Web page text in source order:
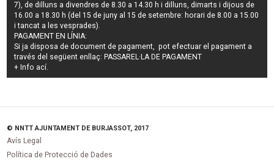
7), de dilluns a divendres de 8.30 a 14.30 h i dilluns, dimarts i dijous de
16.00 a 18.30 h (del 15 de juny al 15 de setembre: horari de 8.00 a 15.00
i tancat a les vesprades).
PAGAMENT EN LÍNIA:
Si ja disposa de document de pagament, pot efectuar el pagament a
través del següent enllaç: PASSAREL·LA DE PAGAMENT
+ Info ací.
© NNTT AJUNTAMENT DE BURJASSOT, 2017
Avís Legal
Política de Protecció de Dades